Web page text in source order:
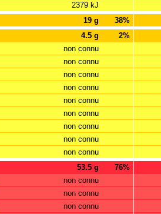
2379 kJ
19 g
38%
4.5 g
2%
non connu
non connu
non connu
non connu
non connu
non connu
non connu
non connu
non connu
53.5 g
76%
non connu
non connu
non connu